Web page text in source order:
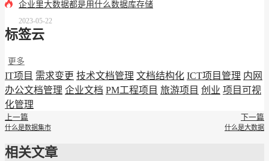
企业里大数据都是用什么数据库存储
2023-05-22
标签云
更多
IT项目 需求变更 技术文档管理 文档结构化 ICT项目管理 内网
办公文档管理 企业文档 PM工程项目 旅游项目 创业 项目可视
化管理
上一篇
什么是数据集市
下一篇
什么是大数据
相关文章